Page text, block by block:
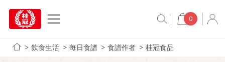
0
飲食生活 每日食譜 食譜作者 桂冠食品